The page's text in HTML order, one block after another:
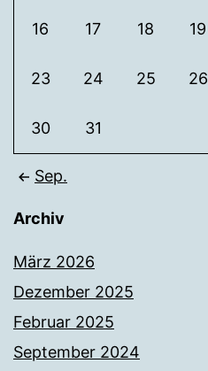
16 17 18 19
23 24 25 26
30 31
Sep.
Archiv
März 2026
Dezember 2025
Februar 2025
September 2024